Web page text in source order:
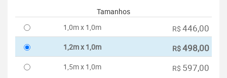
Tamanhos
1,0m x 1,0m
R$ 446,00
1,2m x 1,0m R$498,00
1,5m x 1,0m R$ 597,00